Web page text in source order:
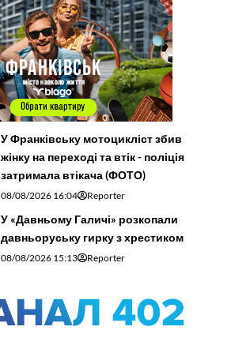
У Франківську мотоцикліст збив
жінку на переході та втік - поліція
затримала втікача (ФОТО)
08/08/2026 16:04 Reporter
У «Давньому Галичі» розкопали
давньоруську гирку з хрестиком
08/08/2026 15:13 Reporter